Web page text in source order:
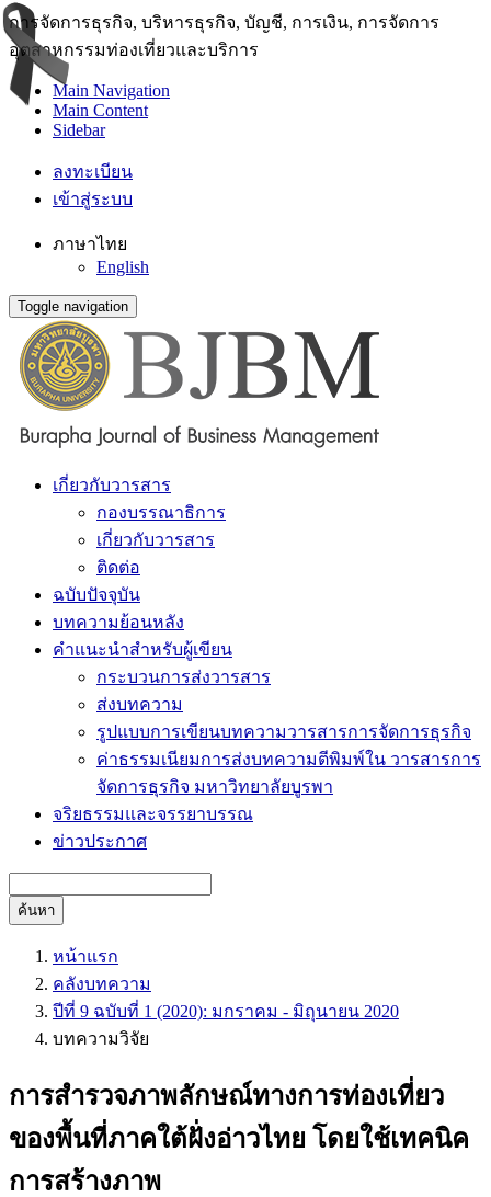
การจัดการธุรกิจ, บริหารธุรกิจ, บัญชี, การเงิน, การจัดการ
อุตสาหกรรมท่องเที่ยวและบริการ
Main Navigation
Main Content
Sidebar
ลงทะเบียน
เข้าสู่ระบบ
ภาษาไทย
English
Toggle navigation
เกี่ยวกับวารสาร
กองบรรณาธิการ
เกี่ยวกับวารสาร
ติดต่อ
ฉบับปัจจุบัน
บทความย้อนหลัง
คำแนะนำสำหรับผู้เขียน
กระบวนการส่งวารสาร
ส่งบทความ
รูปแบบการเขียนบทความวารสารการจัดการธุรกิจ
ค่าธรรมเนียมการส่งบทความตีพิมพ์ใน วารสารการ
จัดการธุรกิจ มหาวิทยาลัยบูรพา
จริยธรรมและจรรยาบรรณ
ข่าวประกาศ
ค้นหา
หน้าแรก
คลังบทความ
ปีที่ 9 ฉบับที่ 1 (2020): มกราคม - มิถุนายน 2020
บทความวิจัย
การสำรวจภาพลักษณ์ทางการท่องเที่ยว
ของพื้นที่ภาคใต้ฝั่งอ่าวไทย โดยใช้เทคนิค
การสร้างภาพ